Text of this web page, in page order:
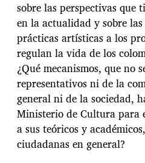
sobre las perspectivas que
en la actualidad y sobre
prácticas artísticas a los
regulan la vida de los
¿Qué mecanismos, que no
representativos ni de la
general ni de la sociedad,
Ministerio de Cultura para
a sus teóricos y
ciudadanas en general?